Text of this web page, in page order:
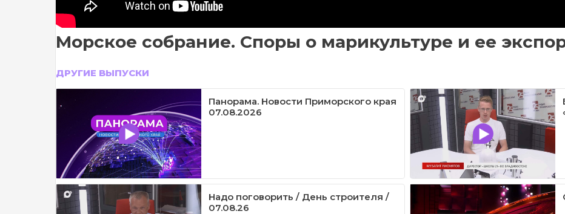
Морское собрание. Споры о марикультуре и ее
ДРУГИЕ ВЫПУСКИ
Панорама. Новости Приморского края
07.08.2026
Надо поговорить / День строителя /
07.08.26